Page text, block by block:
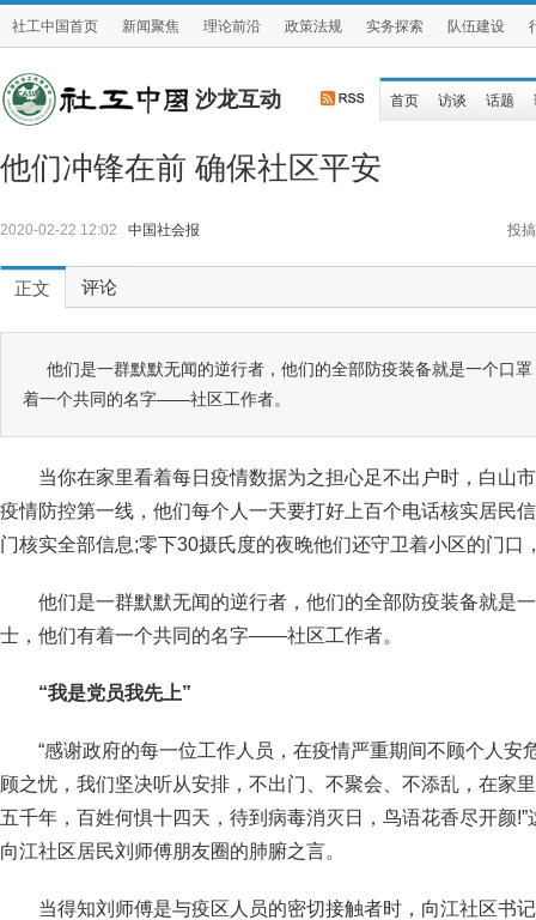
社工中国首页 新闻聚焦 理论前沿 政策法规 实务探索 队伍建设
沙龙互动 首页 访谈 话题
他们冲锋在前 确保社区平安
2020-02-22 12:02 中国社会报 投搞
正文 评论
他们是一群默默无闻的逆行者，他们的全部防疫装备就是一个口
着一个共同的名字——社区工作者。
当你在家里看着每日疫情数据为之担心足不出户时，白山
疫情防控第一线，他们每个人一天要打好上百个电话核实居民
门核实全部信息;零下30摄氏度的夜晚他们还守卫着小区的门
他们是一群默默无闻的逆行者，他们的全部防疫装备就是
士，他们有着一个共同的名字——社区工作者。
“我是党员我先上”
“感谢政府的每一位工作人员，在疫情严重期间不顾个人安
顾之忧，我们坚决听从安排，不出门、不聚会、不添乱，在家
五千年，百姓何惧十四天，待到病毒消灭日，鸟语花香尽开颜
向江社区居民刘师傅朋友圈的肺腑之言。
当得知刘师傅是与疫区人员的密切接触者时，向江社区书